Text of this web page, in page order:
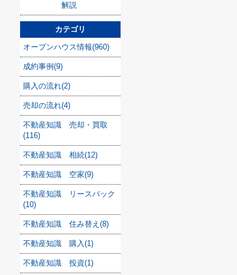
解説
カテゴリ
オープンハウス情報(960)
成約事例(9)
購入の流れ(2)
売却の流れ(4)
不動産知識 売却・買取
(116)
不動産知識 相続(12)
不動産知識 空家(9)
不動産知識 リースバック
(10)
不動産知識 住み替え(8)
不動産知識 購入(1)
不動産知識 投資(1)